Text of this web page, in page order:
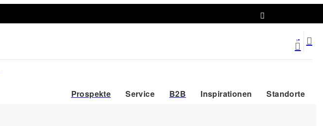
Prospekte Service B2B Inspirationen Standorte